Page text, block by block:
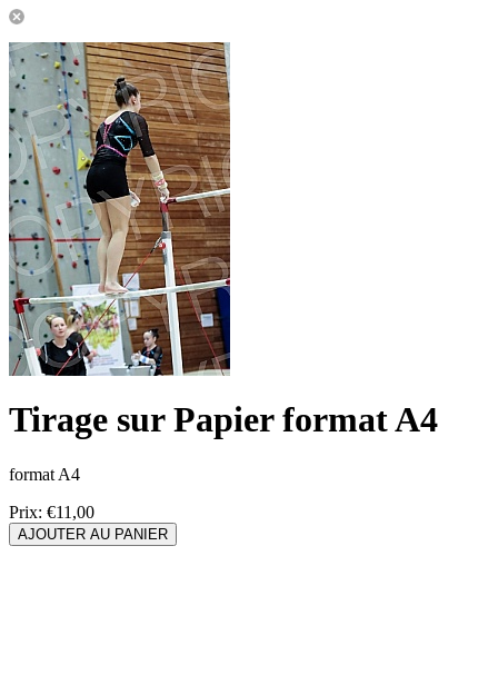
Tirage sur Papier format A4
format A4
Prix: €11,00